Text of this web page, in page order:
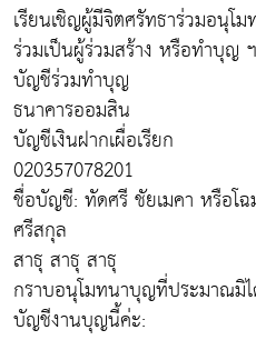
เรียนเชิญผู้มีจิตศรัทธาร่วมอนุโ
ร่วมเป็นผู้ร่วมสร้าง หรือทำบุญ
บัญชีร่วมทำบุญ
ธนาคารออมสิน
บัญชีเงินฝากเผื่อเรียก
020357078201
ชื่อบัญชี: ทัดศรี ชัยเมคา หรือโ
ศรีสกุล
สาธุ สาธุ สาธุ
กราบอนุโมทนาบุญที่ประมาณมิ
บัญชีงานบุญนี้ค่ะ: